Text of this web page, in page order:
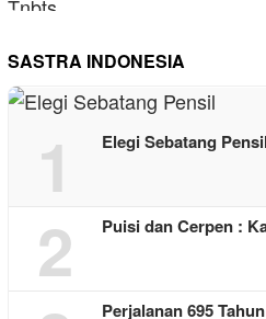
SASTRA INDONESIA
1 Elegi Sebatang Pensil
2 Puisi dan Cerpen :
Perjalanan 695